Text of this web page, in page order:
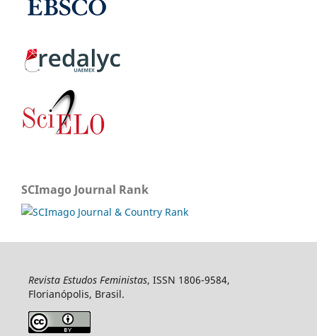
SCImago Journal Rank
Revista Estudos Feministas, ISSN 1806-9584,
Florianópolis, Brasil.